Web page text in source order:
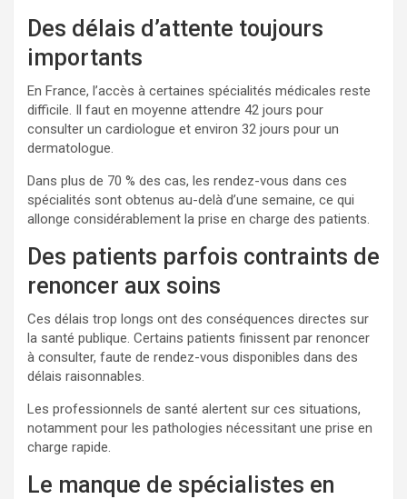
Des délais d’attente toujours
importants
En France, l’accès à certaines spécialités médicales reste
difficile. Il faut en moyenne attendre 42 jours pour
consulter un cardiologue et environ 32 jours pour un
dermatologue.
Dans plus de 70 % des cas, les rendez-vous dans ces
spécialités sont obtenus au-delà d’une semaine, ce qui
allonge considérablement la prise en charge des patients.
Des patients parfois contraints de
renoncer aux soins
Ces délais trop longs ont des conséquences directes sur
la santé publique. Certains patients finissent par renoncer
à consulter, faute de rendez-vous disponibles dans des
délais raisonnables.
Les professionnels de santé alertent sur ces situations,
notamment pour les pathologies nécessitant une prise en
charge rapide.
Le manque de spécialistes en